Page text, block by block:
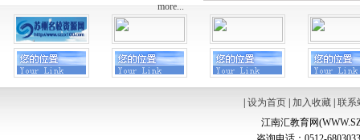
more...
设为首页| 加入收藏| 联系
江南汇教育网